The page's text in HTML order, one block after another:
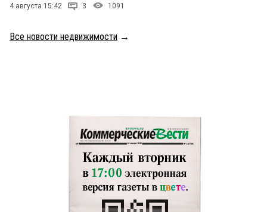
4 августа 15:42 3 1091
Все новости недвижимости →